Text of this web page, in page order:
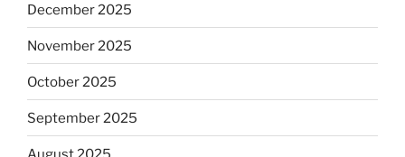
December 2025
November 2025
October 2025
September 2025